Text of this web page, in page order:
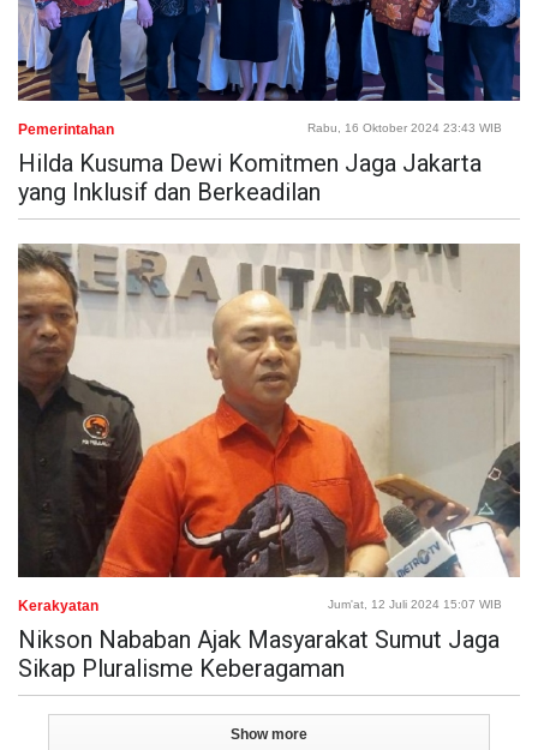
Pemerintahan Rabu, 16 Oktober 2024 23:43 WIB
Hilda Kusuma Dewi Komitmen Jaga Jakarta
yang Inklusif dan Berkeadilan
Kerakyatan Jum'at, 12 Juli 2024 15:07 WIB
Nikson Nababan Ajak Masyarakat Sumut Jaga
Sikap Pluralisme Keberagaman
Show more